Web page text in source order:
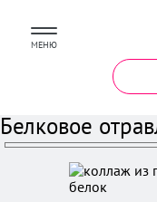
МЕНЮ
Белковое